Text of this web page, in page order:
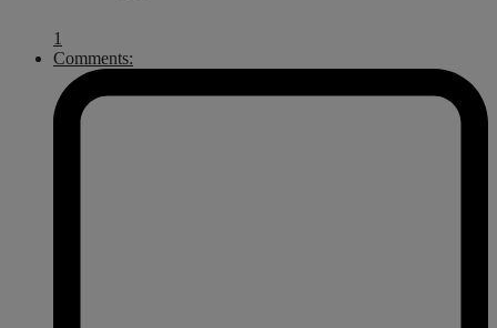
1
Comments: